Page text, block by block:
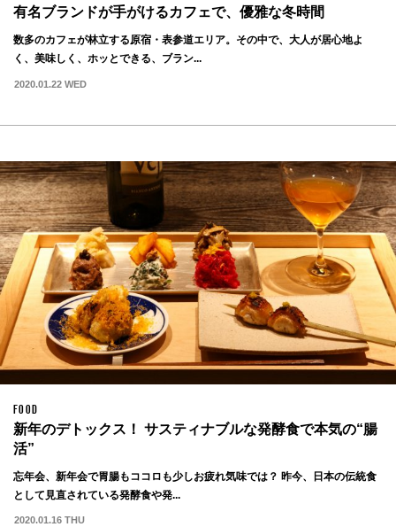
有名ブランドが手がけるカフェで、優雅な冬時間
数多のカフェが林立する原宿・表参道エリア。その中で、大人が居心地よ
く、美味しく、ホッとできる、ブラン...
2020.01.22 WED
FOOD
新年のデトックス！ サスティナブルな発酵食で本気の“腸
活”
忘年会、新年会で胃腸もココロも少しお疲れ気味では？ 昨今、日本の伝統食
として見直されている発酵食や発...
2020.01.16 THU